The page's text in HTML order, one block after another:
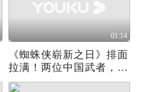
01:14
《蜘蛛侠崭新之日》排面
拉满！两位中国武者，撑
起好莱坞硬核打戏